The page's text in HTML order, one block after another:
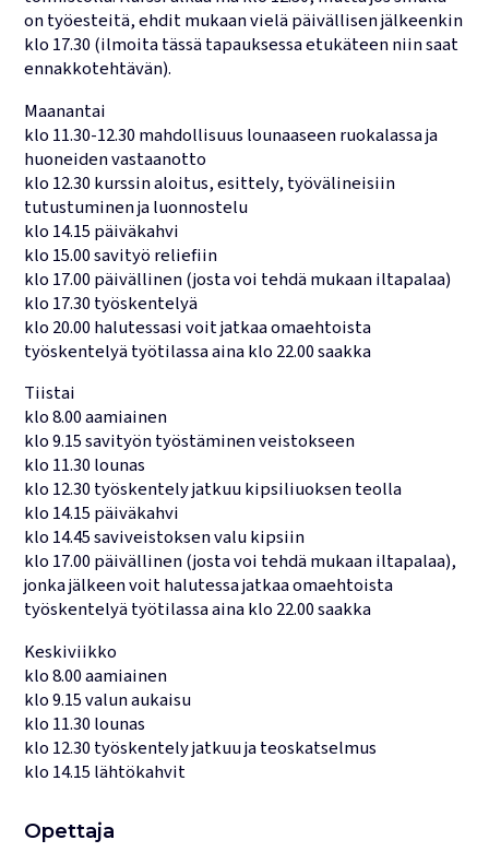
on työesteitä, ehdit mukaan vielä päivällisen jälkeenkin
klo 17.30 (ilmoita tässä tapauksessa etukäteen niin saat
ennakkotehtävän).
Maanantai
klo 11.30-12.30 mahdollisuus lounaaseen ruokalassa ja
huoneiden vastaanotto
klo 12.30 kurssin aloitus, esittely, työvälineisiin
tutustuminen ja luonnostelu
klo 14.15 päiväkahvi
klo 15.00 savityö reliefiin
klo 17.00 päivällinen (josta voi tehdä mukaan iltapalaa)
klo 17.30 työskentelyä
klo 20.00 halutessasi voit jatkaa omaehtoista
työskentelyä työtilassa aina klo 22.00 saakka
Tiistai
klo 8.00 aamiainen
klo 9.15 savityön työstäminen veistokseen
klo 11.30 lounas
klo 12.30 työskentely jatkuu kipsiliuoksen teolla
klo 14.15 päiväkahvi
klo 14.45 saviveistoksen valu kipsiin
klo 17.00 päivällinen (josta voi tehdä mukaan iltapalaa),
jonka jälkeen voit halutessa jatkaa omaehtoista
työskentelyä työtilassa aina klo 22.00 saakka
Keskiviikko
klo 8.00 aamiainen
klo 9.15 valun aukaisu
klo 11.30 lounas
klo 12.30 työskentely jatkuu ja teoskatselmus
klo 14.15 lähtökahvit
Opettaja